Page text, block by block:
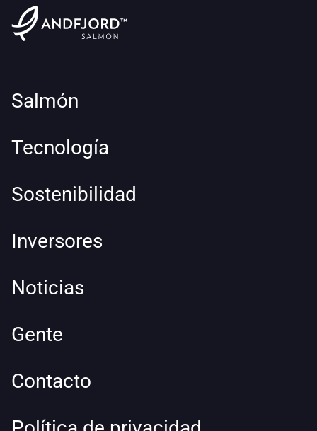
Salmón
Tecnología
Sostenibilidad
Inversores
Noticias
Gente
Contacto